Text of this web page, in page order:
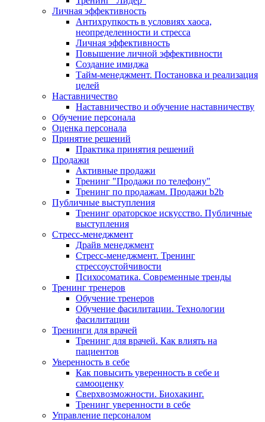
Личная эффективность
Антихрупкость в условиях хаоса,
неопределенности и стресса
Личная эффективность
Повышение личной эффективности
Создание имиджа
Тайм-менеджмент. Постановка и реализация
целей
Наставничество
Наставничество и обучение наставничеству
Обучение персонала
Оценка персонала
Принятие решений
Практика принятия решений
Продажи
Активные продажи
Тренинг "Продажи по телефону"
Тренинг по продажам. Продажи b2b
Публичные выступления
Тренинг ораторское искусство. Публичные
выступления
Стресс-менеджмент
Драйв менеджмент
Стресс-менеджмент. Тренинг
стрессоустойчивости
Психосоматика. Современные тренды
Тренинг тренеров
Обучение тренеров
Обучение фасилитации. Технологии
фасилитации
Тренинги для врачей
Тренинг для врачей. Как влиять на
пациентов
Уверенность в себе
Как повысить уверенность в себе и
самооценку
Сверхвозможности. Биохакинг.
Тренинг уверенности в себе
Управление персоналом